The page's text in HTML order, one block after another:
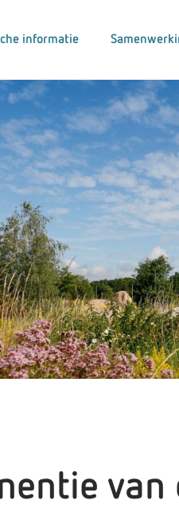
informatie